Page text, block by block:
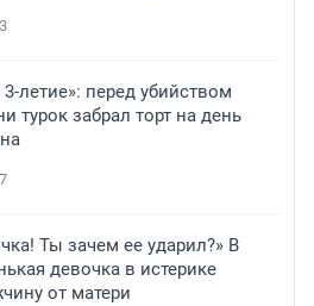
3
летие»: перед убийством
турок забрал торт на день
7
Ты зачем ее ударил?» В
девочка в истерике
от матери